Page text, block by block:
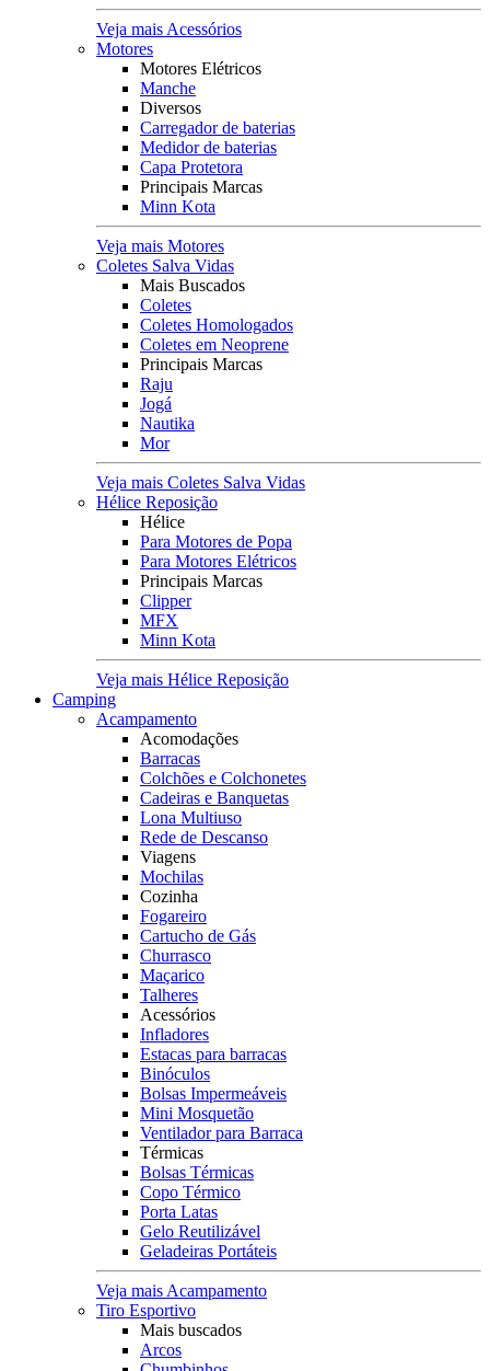
Veja mais Acessórios
Motores
Motores Elétricos
Manche
Diversos
Carregador de baterias
Medidor de baterias
Capa Protetora
Principais Marcas
Minn Kota
Veja mais Motores
Coletes Salva Vidas
Mais Buscados
Coletes
Coletes Homologados
Coletes em Neoprene
Principais Marcas
Raju
Jogá
Nautika
Mor
Veja mais Coletes Salva Vidas
Hélice Reposição
Hélice
Para Motores de Popa
Para Motores Elétricos
Principais Marcas
Clipper
MFX
Minn Kota
Veja mais Hélice Reposição
Camping
Acampamento
Acomodações
Barracas
Colchões e Colchonetes
Cadeiras e Banquetas
Lona Multiuso
Rede de Descanso
Viagens
Mochilas
Cozinha
Fogareiro
Cartucho de Gás
Churrasco
Maçarico
Talheres
Acessórios
Infladores
Estacas para barracas
Binóculos
Bolsas Impermeáveis
Mini Mosquetão
Ventilador para Barraca
Térmicas
Bolsas Térmicas
Copo Térmico
Porta Latas
Gelo Reutilizável
Geladeiras Portáteis
Veja mais Acampamento
Tiro Esportivo
Mais buscados
Arcos